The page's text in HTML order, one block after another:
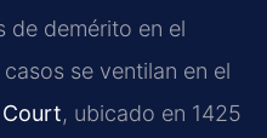
de demérito en el
se ventilan en el
, ubicado en 1425